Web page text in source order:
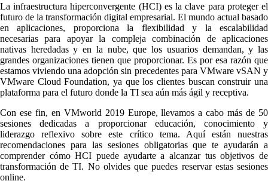
La infraestructura hiperconvergente (HCI) es la clave para proteger el
futuro de la transformación digital empresarial. El mundo actual basado
en aplicaciones, proporciona la flexibilidad y la escalabilidad
necesarias para apoyar la compleja combinación de aplicaciones
nativas heredadas y en la nube, que los usuarios demandan, y las
grandes organizaciones tienen que proporcionar. Es por esa razón que
estamos viviendo una adopción sin precedentes para VMware vSAN y
VMware Cloud Foundation, ya que los clientes buscan construir una
plataforma para el futuro donde la TI sea aún más ágil y receptiva.
Con ese fin, en VMworld 2019 Europe, llevamos a cabo más de 50
sesiones dedicadas a proporcionar educación, conocimiento y
liderazgo reflexivo sobre este crítico tema. Aquí están nuestras
recomendaciones para las sesiones obligatorias que te ayudarán a
comprender cómo HCI puede ayudarte a alcanzar tus objetivos de
transformación de TI. No olvides que puedes reservar estas sesiones
online.